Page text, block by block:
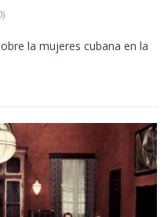
la mujeres cubana en la